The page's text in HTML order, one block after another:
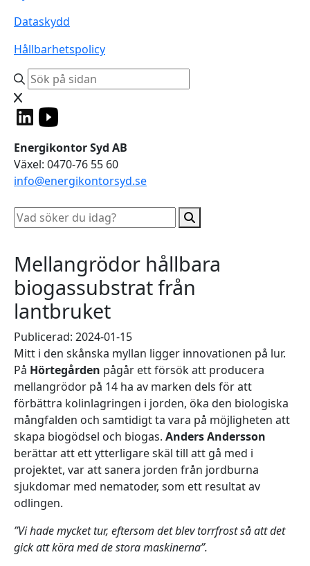
Dataskydd
Hållbarhetspolicy
Energikontor Syd AB
Växel: 0470-76 55 60
info@energikontorsyd.se
Mellangrödor hållbara
biogassubstrat från
lantbruket
Publicerad: 2024-01-15
Mitt i den skånska myllan ligger innovationen på lur.
På Hörtegården pågår ett försök att producera
mellangrödor på 14 ha av marken dels för att
förbättra kolinlagringen i jorden, öka den biologiska
mångfalden och samtidigt ta vara på möjligheten att
skapa biogödsel och biogas. Anders Andersson
berättar att ett ytterligare skäl till att gå med i
projektet, var att sanera jorden från jordburna
sjukdomar med nematoder, som ett resultat av
odlingen.
”Vi hade mycket tur, eftersom det blev torrfrost så att det
gick att köra med de stora maskinerna”.